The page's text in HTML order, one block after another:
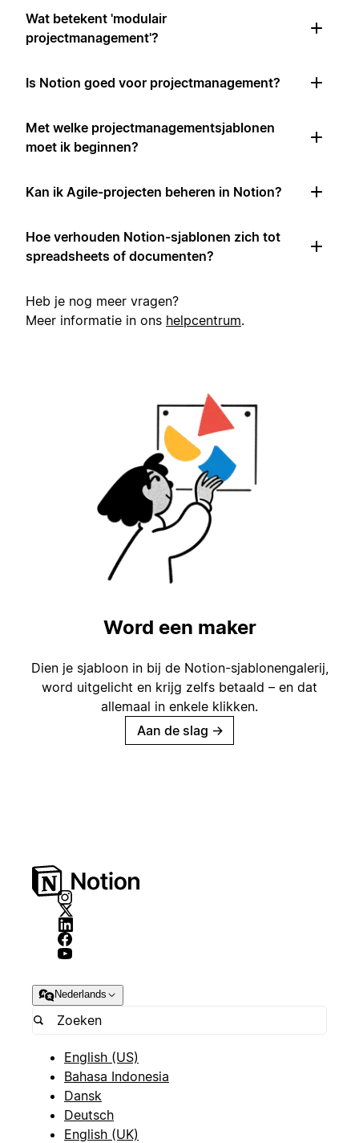
Wat betekent 'modulair
projectmanagement'?
Is Notion goed voor projectmanagement?
Met welke projectmanagementsjablonen
moet ik beginnen?
Kan ik Agile-projecten beheren in Notion?
Hoe verhouden Notion-sjablonen zich tot
spreadsheets of documenten?
Heb je nog meer vragen?
Meer informatie in ons helpcentrum.
Word een maker
Dien je sjabloon in bij de Notion-sjablonengalerij,
word uitgelicht en krijg zelfs betaald – en dat
allemaal in enkele klikken.
Aan de slag →
Nederlands
English (US)
Bahasa Indonesia
Dansk
Deutsch
English (UK)